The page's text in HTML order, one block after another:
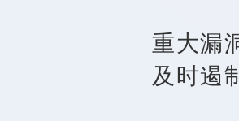
重大漏
及时遏